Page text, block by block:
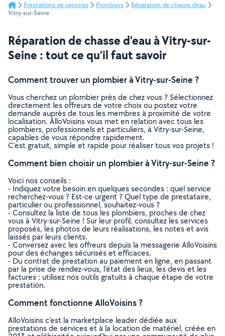
Prestations de services Plombiers
Réparation de chasse d'eau
Vitry-sur-Seine
Réparation de chasse d'eau à Vitry-sur-
Seine : tout ce qu’il faut savoir
Comment trouver un plombier à Vitry-sur-Seine ?
Vous cherchez un plombier près de chez vous ? Sélectionnez
directement les offreurs de votre choix ou postez votre
demande auprès de tous les membres à proximité de votre
localisation. AlloVoisins vous met en relation avec tous les
plombiers, professionnels et particuliers, à Vitry-sur-Seine,
capables de vous répondre rapidement.
C’est gratuit, simple et rapide pour réaliser tous vos projets !
Comment bien choisir un plombier à Vitry-sur-Seine ?
Voici nos conseils :
- Indiquez votre besoin en quelques secondes : quel service
recherchez-vous ? Est-ce urgent ? Quel type de prestataire,
particulier ou professionnel, souhaitez-vous ?
- Consultez la liste de tous les plombiers, proches de chez
vous à Vitry-sur-Seine ! Sur leur profil, consultez les services
proposés, les photos de leurs réalisations, les notes et avis
laissés par leurs clients.
- Conversez avec les offreurs depuis la messagerie AlloVoisins
pour des échanges sécurisés et efficaces.
- Du contrat de prestation au paiement en ligne, en passant
par la prise de rendez-vous, l’état des lieux, les devis et les
factures : utilisez nos outils gratuits à chaque étape de votre
prestation.
Comment fonctionne AlloVoisins ?
AlloVoisins c’est la marketplace leader dédiée aux
prestations de services et à la location de matériel, créée en